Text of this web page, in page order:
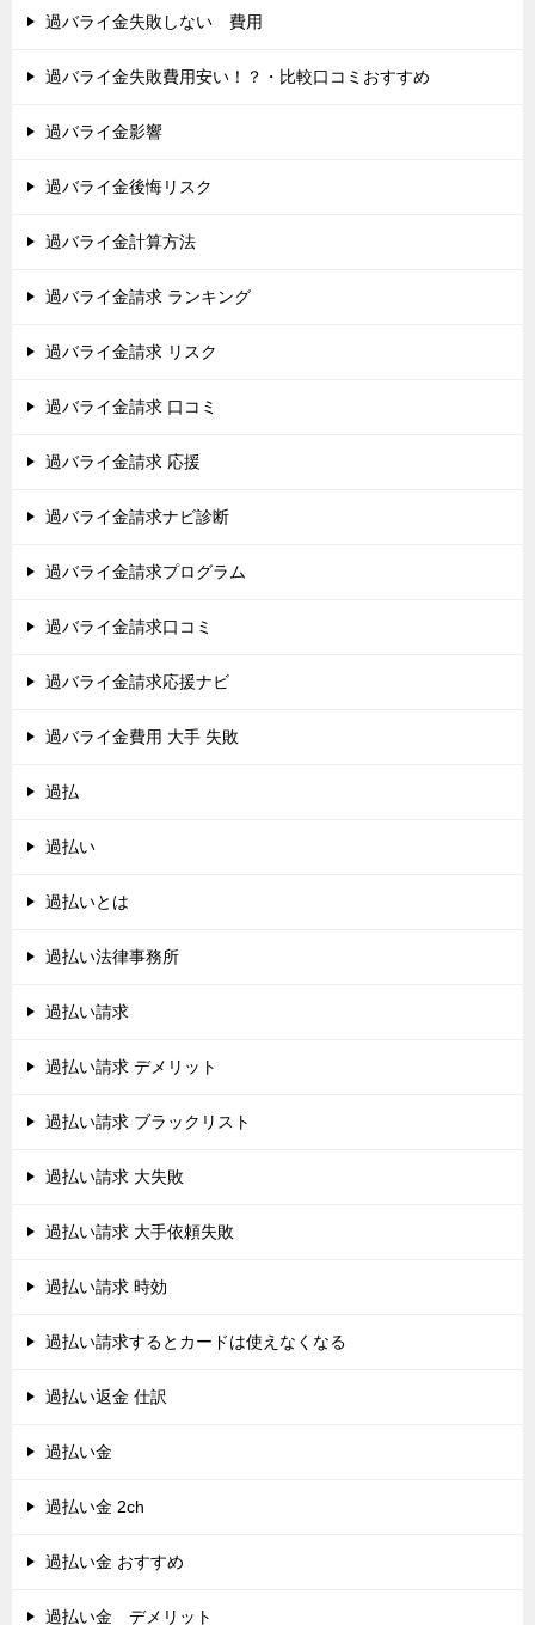
過バライ金失敗しない 費用
過バライ金失敗費用安い！？・比較口コミおすすめ
過バライ金影響
過バライ金後悔リスク
過バライ金計算方法
過バライ金請求 ランキング
過バライ金請求 リスク
過バライ金請求 口コミ
過バライ金請求 応援
過バライ金請求ナビ診断
過バライ金請求プログラム
過バライ金請求口コミ
過バライ金請求応援ナビ
過バライ金費用 大手 失敗
過払
過払い
過払いとは
過払い法律事務所
過払い請求
過払い請求 デメリット
過払い請求 ブラックリスト
過払い請求 大失敗
過払い請求 大手依頼失敗
過払い請求 時効
過払い請求するとカードは使えなくなる
過払い返金 仕訳
過払い金
過払い金 2ch
過払い金 おすすめ
過払い金 デメリット